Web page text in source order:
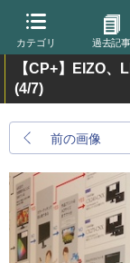
カテゴリ 過去記事
【CP+】EIZO
(4/7)
前の画像